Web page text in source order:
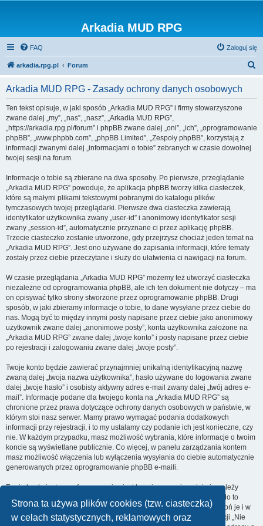
Strona ta używa plików cookies (tzw. ciasteczka)
w celach statystycznych, reklamowych oraz
Arkadia MUD RPG
FAQ Zaloguj się
arkadia.rpg.pl Forum
Arkadia MUD RPG - Zasady ochrony danych osobowych
Ten tekst opisuje, w jaki sposób „Arkadia MUD RPG” i firmy stowarzyszone
zwane dalej „my”, „nas”, „nasz”, „Arkadia MUD RPG”,
„https://arkadia.rpg.pl/forum” i phpBB zwane dalej „oni”, „ich”, „oprogramowanie
phpBB”, „www.phpbb.com”, „phpBB Limited”, „Zespoły phpBB”, korzystają z
informacji zwanymi dalej „informacjami o tobie” zebranych w czasie dowolnej
twojej sesji na forum.
Informacje o tobie są zbierane na dwa sposoby. Po pierwsze, przeglądanie
„Arkadia MUD RPG” powoduje, że aplikacja phpBB tworzy kilka ciasteczek,
które są małymi plikami tekstowymi pobranymi do katalogu plików
tymczasowych twojej przeglądarki. Pierwsze dwa ciasteczka zawierają
identyfikator użytkownika zwany „user-id” i anonimowy identyfikator sesji
zwany „session-id”, automatycznie przyznane ci przez aplikację phpBB.
Trzecie ciasteczko zostanie utworzone, gdy przejrzysz chociaż jeden temat na
„Arkadia MUD RPG”. Jest ono używane do zapisania informacji, które tematy
zostały przez ciebie przeczytane i służy do ułatwienia ci nawigacji na forum.
W czasie przeglądania „Arkadia MUD RPG” możemy też utworzyć ciasteczka
niezależne od oprogramowania phpBB, ale ich ten dokument nie dotyczy – ma
on opisywać tylko strony stworzone przez oprogramowanie phpBB. Drugi
sposób, w jaki zbieramy informacje o tobie, to dane wysyłane przez ciebie do
nas. Mogą być to między innymi posty napisane przez ciebie jako anonimowy
użytkownik zwane dalej „anonimowe posty”, konta użytkownika założone na
„Arkadia MUD RPG” zwane dalej „twoje konto” i posty napisane przez ciebie
po rejestracji i zalogowaniu zwane dalej „twoje posty”.
Twoje konto będzie zawierać przynajmniej unikalną identyfikacyjną nazwę
zwaną dalej „twoja nazwa użytkownika”, hasło używane do logowania zwane
dalej „twoje hasło” i osobisty aktywny adres e-mail zwany dalej „twój adres e-
mail”. Informacje podane dla twojego konta na „Arkadia MUD RPG” są
chronione przez prawa dotyczące ochrony danych osobowych w państwie, w
którym stoi nasz serwer. Mamy prawo wymagać podania dodatkowych
informacji przy rejestracji, i to my ustalamy czy podanie ich jest konieczne, czy
nie. W każdym przypadku, masz możliwość wybrania, które informacje o twoim
koncie są wyświetlane publicznie. Co więcej, w panelu zarządzania kontem
masz możliwość włączenia lub wyłączenia wysyłania do ciebie automatycznie
generowanych przez oprogramowanie phpBB e-maili.
Twoje hasło jest zaszyfrowane, więc jest bezpieczne, niemniej nie należy
używać tego samego hasła na różnych witrynach internetowych. Hasło to
umożliwia dostęp do twojego konta na „Arkadia MUD RPG”, więc chroń je i w
żadnym wypadku nie podawajnikomu . Jeśli je zapomnisz, użyj funkcji „Nie